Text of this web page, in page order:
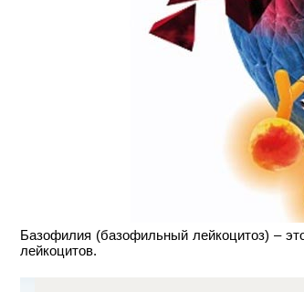
Базофилия (базофильный лейкоцитоз) –
лейкоцитов.